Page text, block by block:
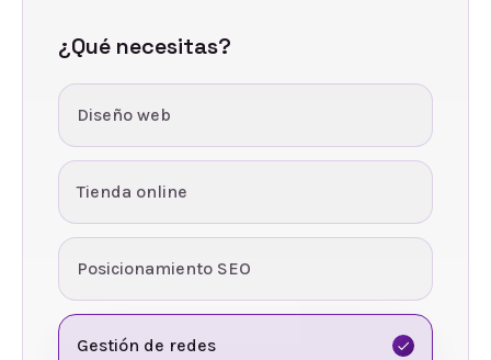
¿Qué necesitas?
Diseño web
Tienda online
Posicionamiento SEO
Gestión de redes